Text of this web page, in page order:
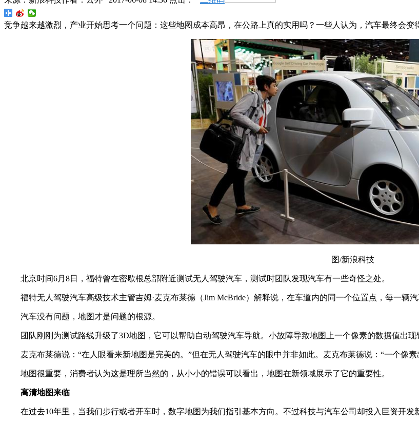
竞争越来越激烈，产业开始思考一个问题：这些地图成本高昂，在公路上真的实用吗？一些人认为，汽车最终会变
图/新浪科技
北京时间6月8日，福特曾在密歇根总部附近测试无人驾驶汽车，测试时团队发现汽车有一些奇怪之处。
福特无人驾驶汽车高级技术主管吉姆·麦克布莱德（Jim McBride）解释说，在车道内的同一个位置点，每一辆
汽车没有问题，地图才是问题的根源。
团队刚刚为测试路线升级了3D地图，它可以帮助自动驾驶汽车导航。小故障导致地图上一个像素的数据值出现
麦克布莱德说：“在人眼看来新地图是完美的。”但在无人驾驶汽车的眼中并非如此。麦克布莱德说：“一个像
地图很重要，消费者认为这是理所当然的，从小小的错误可以看出，地图在新领域展示了它的重要性。
高清地图来临
在过去10年里，当我们步行或者开车时，数字地图为我们指引基本方向。不过科技与汽车公司却投入巨资开发